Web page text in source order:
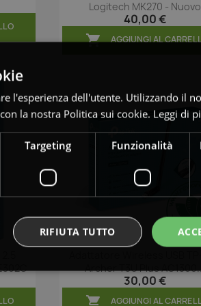
Logitech MK270 - Nuovo
40,00 €
 AGGIUNGI AL
Archer T3U Plus
30,00 €
 AGGIUNGI AL
l'esperienza dell'utente. Utilizzando il
la nostra Politica sui cookie. Leggi di
Targeting Funzionalità
RIFIUTA TUTTO